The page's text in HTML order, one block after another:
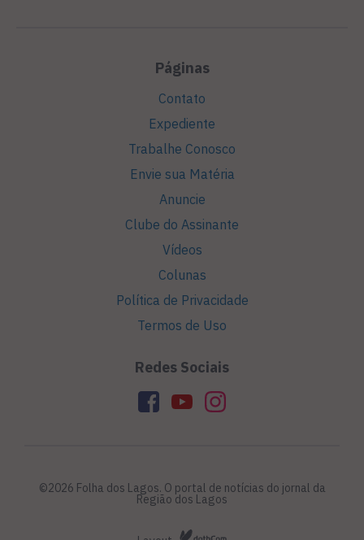
Páginas
Contato
Expediente
Trabalhe Conosco
Envie sua Matéria
Anuncie
Clube do Assinante
Vídeos
Colunas
Política de Privacidade
Termos de Uso
Redes Sociais
©2026 Folha dos Lagos. O portal de notícias do jornal da
Região dos Lagos